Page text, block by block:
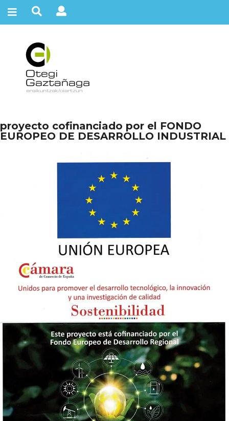
proyecto cofinanciado por el FONDO
EUROPEO DE DESARROLLO INDUSTRIAL